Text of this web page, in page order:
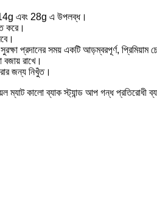
14g এবং 28g এ উপলব্ধ।
করে।
প্রদানের সময় একটি আড়ম্বরপূর্ণ, প্রিমিয়াম
রাখে।
জন্য নিখুঁত।
কালো ব্যাক স্ট্যান্ড আপ গন্ধ প্রতিরোধী